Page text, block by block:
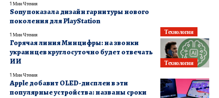
1 Мин Чтения
Технологии
Sony показала дизайн гарнитуры нового
поколения для PlayStation
1 Мин Чтения
Технологии
Горячая линия Минцифры: на звонки
украинцев круглосуточно будет отвечать
ИИ
1 Мин Чтения
Apple добавит OLED-дисплеи в эти
популярные устройства: названы сроки